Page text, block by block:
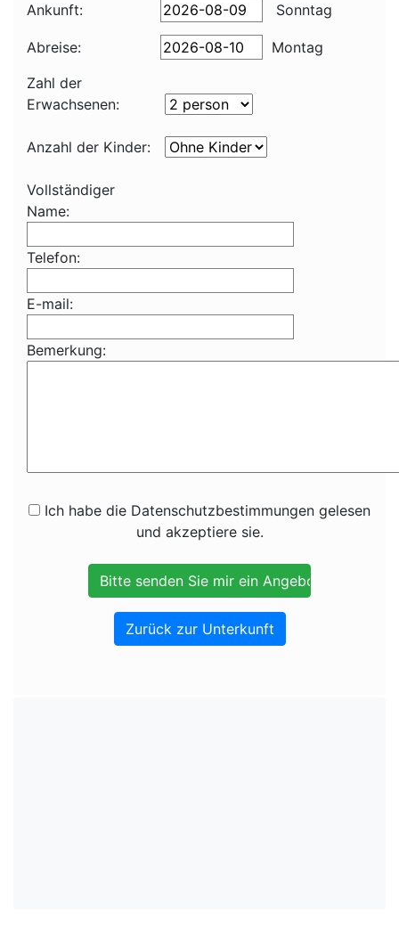
Ankunft: Sonntag
Abreise:
Montag
Zahl der
Erwachsenen:
Anzahl der Kinder:
Vollständiger
Name:
Telefon:
E-mail:
Bemerkung:
Ich habe die Datenschutzbestimmungen gelesen
und akzeptiere sie.
Zurück zur Unterkunft